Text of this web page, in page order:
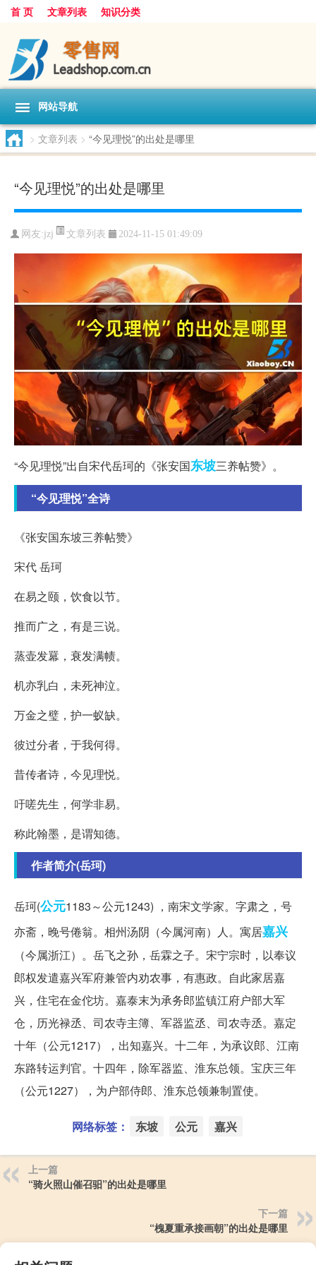
首 页 文章列表 知识分类
网站导航
> 文章列表 > “今见理悦”的出处是哪里
“今见理悦”的出处是哪里
网友:jzj 文章列表 2024-11-15 01:49:09
“今见理悦”出自宋代岳珂的《张安国东坡三养帖赞》。
“今见理悦”全诗
《张安国东坡三养帖赞》
宋代 岳珂
在易之颐，饮食以节。
推而广之，有是三说。
蒸壶发羃，衰发满帻。
机亦乳白，未死神泣。
万金之璧，护一蚁缺。
彼过分者，于我何得。
昔传者诗，今见理悦。
吁嗟先生，何学非易。
称此翰墨，是谓知德。
作者简介(岳珂)
岳珂(公元1183～公元1243) ，南宋文学家。字肃之，号
亦斋，晚号倦翁。相州汤阴（今属河南）人。寓居嘉兴
（今属浙江）。岳飞之孙，岳霖之子。宋宁宗时，以奉议
郎权发遣嘉兴军府兼管内劝农事，有惠政。自此家居嘉
兴，住宅在金佗坊。嘉泰末为承务郎监镇江府户部大军
仓，历光禄丞、司农寺主簿、军器监丞、司农寺丞。嘉定
十年（公元1217），出知嘉兴。十二年，为承议郎、江南
东路转运判官。十四年，除军器监、淮东总领。宝庆三年
（公元1227），为户部侍郎、淮东总领兼制置使。
网络标签： 东坡 公元 嘉兴
上一篇
“骑火照山催召驲”的出处是哪里
下一篇
“槐夏重承接画朝”的出处是哪里